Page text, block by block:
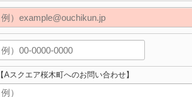
【Aスクエア桜木町へのお問い合わせ】